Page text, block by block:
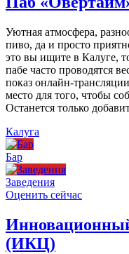
Уютная атмосфера,
пиво, да и просто
это вы ищите в Калуге,
пабе часто проводятся
показ онлайн-
место для того, чтобы
Останется только
Калуга
Бар
Заведения
Оценить сейчас
(ИКЦ)